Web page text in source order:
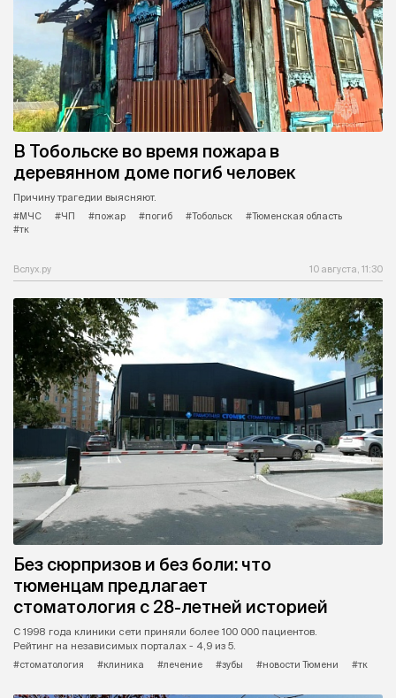
В Тобольске во время пожара в
деревянном доме погиб человек
Причину трагедии выясняют.
#МЧС
#ЧП #пожар #погиб #Тобольск
#Тюменская область
#тк
Вслух.ру 10 августа, 11:30
Без сюрпризов и без боли: что
тюменцам предлагает
стоматология с 28-летней историей
С 1998 года клиники сети приняли более 100 000 пациентов.
Рейтинг на независимых порталах - 4,9 из 5.
#стоматология
#клиника #лечение #зубы #новости Тюмени #тк